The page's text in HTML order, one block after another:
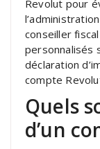
Revolut pour
conseiller
personnalisés
déclaration
compte
Quels
d’un